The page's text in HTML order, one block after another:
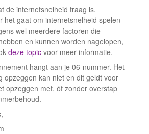
de internetsnelheid traag is.
het gaat om internetsnelheid spelen
wel meerdere factoren die
en kunnen worden nagelopen,
deze topic voor meer informatie.
hangt aan je 06-nummer. Het
opzeggen kan niet en dit geldt voor
opzeggen met, óf zonder overstap